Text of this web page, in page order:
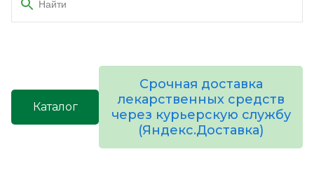
Каталог
Срочная доставка
лекарственных средств
через курьерскую службу
(Яндекс.Доставка)